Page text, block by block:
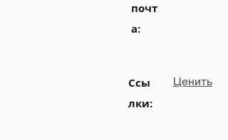
почт
а:
Ссы
лки:
Ценить